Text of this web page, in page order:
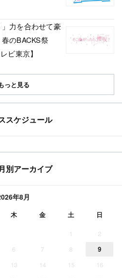
」力を合わせて豪
のBACKS祭
ビ東京】
っと見る
スケジュール
別アーカイブ
年8月
木 金 土 日
1
2
6 7 8
9
13 14 15
16